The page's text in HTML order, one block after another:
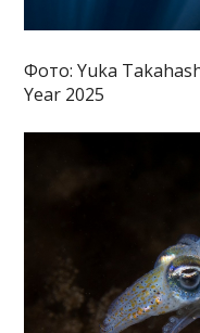
Фото: Yuka
Year 2025